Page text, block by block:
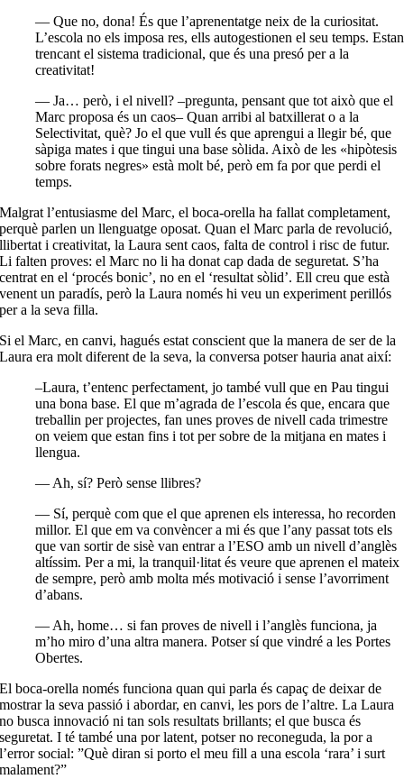
— Que no, dona! És que l’aprenentatge neix de la curiositat.
L’escola no els imposa res, ells autogestionen el seu temps. Estan
trencant el sistema tradicional, que és una presó per a la
creativitat!
— Ja… però, i el nivell? –pregunta, pensant que tot això que el
Marc proposa és un caos– Quan arribi al batxillerat o a la
Selectivitat, què? Jo el que vull és que aprengui a llegir bé, que
sàpiga mates i que tingui una base sòlida. Això de les «hipòtesis
sobre forats negres» està molt bé, però em fa por que perdi el
temps.
Malgrat l’entusiasme del Marc, el boca-orella ha fallat completament,
perquè parlen un llenguatge oposat. Quan el Marc parla de revolució,
llibertat i creativitat, la Laura sent caos, falta de control i risc de futur.
Li falten proves: el Marc no li ha donat cap dada de seguretat. S’ha
centrat en el ‘procés bonic’, no en el ‘resultat sòlid’. Ell creu que està
venent un paradís, però la Laura només hi veu un experiment perillós
per a la seva filla.
Si el Marc, en canvi, hagués estat conscient que la manera de ser de la
Laura era molt diferent de la seva, la conversa potser hauria anat així:
–Laura, t’entenc perfectament, jo també vull que en Pau tingui
una bona base. El que m’agrada de l’escola és que, encara que
treballin per projectes, fan unes proves de nivell cada trimestre
on veiem que estan fins i tot per sobre de la mitjana en mates i
llengua.
— Ah, sí? Però sense llibres?
— Sí, perquè com que el que aprenen els interessa, ho recorden
millor. El que em va convèncer a mi és que l’any passat tots els
que van sortir de sisè van entrar a l’ESO amb un nivell d’anglès
altíssim. Per a mi, la tranquil·litat és veure que aprenen el mateix
de sempre, però amb molta més motivació i sense l’avorriment
d’abans.
— Ah, home… si fan proves de nivell i l’anglès funciona, ja
m’ho miro d’una altra manera. Potser sí que vindré a les Portes
Obertes.
El boca-orella només funciona quan qui parla és capaç de deixar de
mostrar la seva passió i abordar, en canvi, les pors de l’altre. La Laura
no busca innovació ni tan sols resultats brillants; el que busca és
seguretat. I té també una por latent, potser no reconeguda, la por a
l’error social: ”Què diran si porto el meu fill a una escola ‘rara’ i surt
malament?”